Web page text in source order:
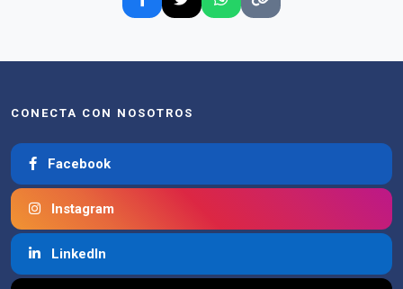
CONECTA CON NOSOTROS
Facebook
Instagram
LinkedIn